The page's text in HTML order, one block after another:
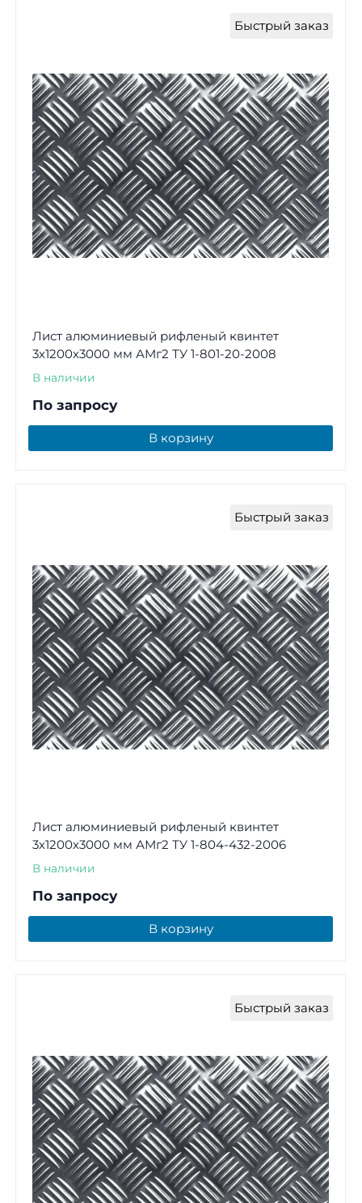
Быстрый заказ
Лист алюминиевый рифленый квинтет
3х1200х3000 мм АМг2 ТУ 1-801-20-2008
В наличии
По запросу
В корзину
Быстрый заказ
Лист алюминиевый рифленый квинтет
3х1200х3000 мм АМг2 ТУ 1-804-432-2006
В наличии
По запросу
В корзину
Быстрый заказ